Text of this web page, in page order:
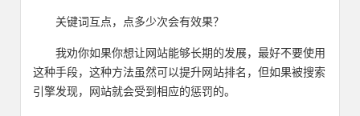
关键词互点，点多少次会有效果？
我劝你如果你想让网站能够长期的发展，最好不要使用
这种手段，这种方法虽然可以提升网站排名，但如果被搜索
引擎发现，网站就会受到相应的惩罚的。